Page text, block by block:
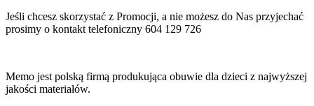
Jeśli chcesz skorzystać z Promocji, a nie możesz do Nas przyjechać
prosimy o kontakt telefoniczny 604 129 726
Memo jest polską firmą produkująca obuwie dla dzieci z najwyższej
jakości materiałów.